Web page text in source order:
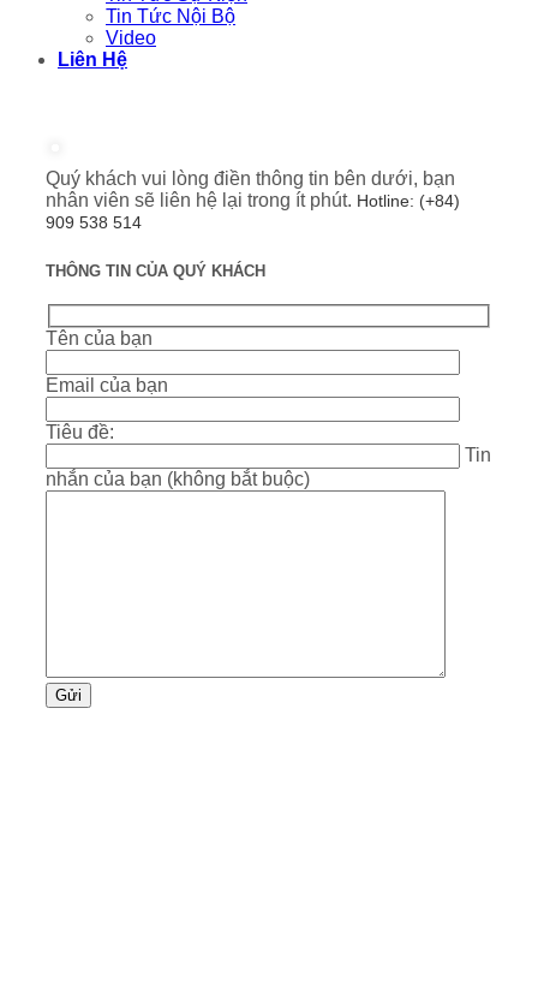
Tin Tức Nội Bộ
Video
Liên Hệ
Quý khách vui lòng điền thông tin bên dưới, bạn
nhân viên sẽ liên hệ lại trong ít phút. Hotline: (+84)
909 538 514
THÔNG TIN CỦA QUÝ KHÁCH
Tên của bạn
Email của bạn
Tiêu đề:
Tin
nhắn của bạn (không bắt buộc)